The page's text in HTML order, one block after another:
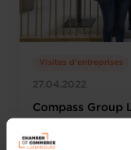
27.04.2022
Visites d'entreprises
Compass Group